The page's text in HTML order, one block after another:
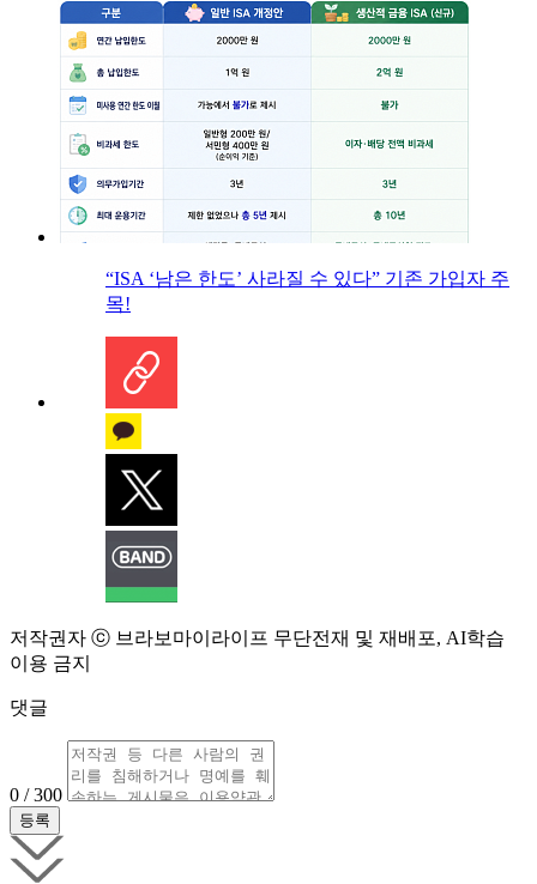
“ISA ‘남은 한도’ 사라질 수 있다” 기존 가입자 주
목!
저작권자 ⓒ 브라보마이라이프 무단전재 및 재배포, AI학습
이용 금지
댓글
0 / 300